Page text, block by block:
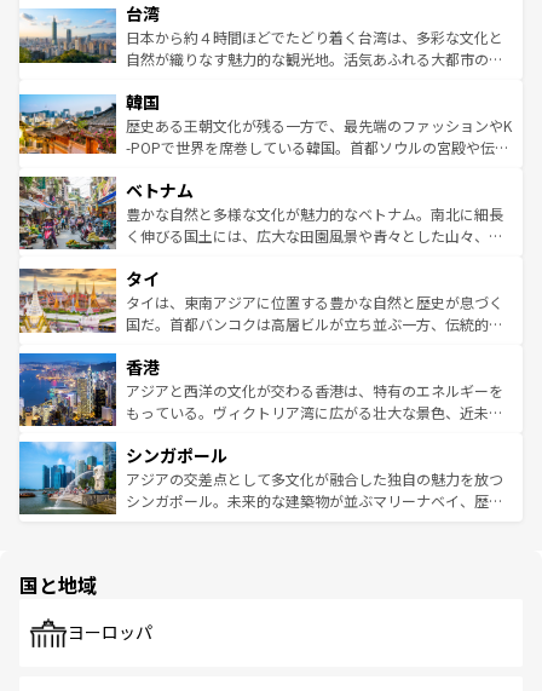
ならではの贅沢な旅のスタイルだ。 なお、新着のアメリカ
情報はコンテンツ一覧を参照してほしい。
れるおもてなしの心で訪れる人々を迎えてくれるハワイの
人々、おいしいローカルフードやハワイアンミュージッ
ク、伝統的なフラダンスなど、すべてがハワイの魅力を彩
ワイを、存分に味わってほしい。 なお、新着のハワイ情報
はコンテンツ一覧を参照してほしい。
リアリーフや大陸中央部にそびえるウルル（エアーズロッ
ク）、タスマニアの美しい原生林やケアンズの熱帯雨林な
ど、見どころがたくさん。また、カフェやワイン、オージ
いる。アクティビティも充実しており、サーフィンやダイ
ビング、ハイキングなど、アウトドア好きにはたまらな
い。オーストラリアの多彩な魅力を存分に味わいつくそ
参照してほしい。
台湾
日本から約４時間ほどでたどり着く台湾は、多彩な文化と
自然が織りなす魅力的な観光地。活気あふれる大都市の台
ン）、静ひつな山岳地帯である台湾東部など、都市の喧騒
と山間の静けさが共存しており、訪れる人に新しい発見と
驚きをもたらしてくれる。また、奥深い台湾の食文化も魅
容にもいいと評判のスイーツなど、バラエティ豊かな料理
が味わえる。 なお、新着の台湾情報は コンテンツ一覧を参
照してほしい。
韓国
歴史ある王朝文化が残る一方で、最先端のファッションやK
-POPで世界を席巻している韓国。首都ソウルの宮殿や伝統
き、地方に足を延ばせば四季折々の自然美を楽しむことが
できる。そして、キムチや焼肉、絶品のストリートフード
まで、さまざまな韓国料理が待っている。夜には、韓国な
リティに包まれながら、韓国の多彩な魅力を心ゆくまで味
わってみてほしい。 なお、新着の韓国情報はコンテンツ一
覧を参照してほしい。
ベトナム
豊かな自然と多様な文化が魅力的なベトナム。南北に細長
く伸びる国土には、広大な田園風景や青々とした山々、世
急速な発展と共に伝統が息づく。ハノイの古い町並みやホ
ーチミン市のフランス統治時代の建物も、独特の雰囲気を
醸し出している。また、バラエティの豊かさとおいしさで
とつ。フォーやバインミー、ベトナムコーヒーなどは、ぜ
ひ現地で味わいたい。どの地域を訪れてもあたたかい人々
が旅行者を迎えてくれるので、きっと忘れられない旅にな
参照してほしい。
タイ
タイは、東南アジアに位置する豊かな自然と歴史が息づく
国だ。首都バンコクは高層ビルが立ち並ぶ一方、伝統的な
の活気が交差している。北部ではチェンマイなどの山岳地
帯で自然と触れ合い、南部ではプーケットやクラビの美し
いビーチでリゾート気分を楽しむことができる。タイ料理
激する。気候は一年中温暖で、どの季節にも異なる楽しみ
が待っている。親しみやすいタイの人々、仏教を中心とし
た文化、そして多様な観光資源が、訪れる旅人を魅了し続
香港
アジアと西洋の文化が交わる香港は、特有のエネルギーを
もっている。ヴィクトリア湾に広がる壮大な景色、近未来
み、どこを訪れても感動するはず。観光スポットが密集し
ており、効率よく見どころを回れるのも魅力。息をのむよ
うな絶景から文化的な体験まで、香港を存分に楽しみ尽く
シンガポール
アジアの交差点として多文化が融合した独自の魅力を放つ
シンガポール。未来的な建築物が並ぶマリーナベイ、歴史
で、ホーカーズは地元の風情を楽しめる外せないスポット
国と地域
ヨーロッパ